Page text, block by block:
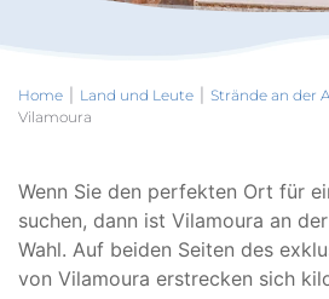
Home Land und Leute Strände an der
Vilamoura
Wenn Sie den perfekten Ort für
suchen, dann ist Vilamoura an
Wahl. Auf beiden Seiten des
von Vilamoura erstrecken sich